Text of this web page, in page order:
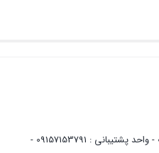
واحد پشتیبانی مشتریان : 05135092741 - واحد پشتیبانی : 09157153791 -